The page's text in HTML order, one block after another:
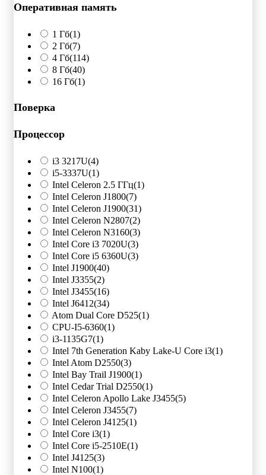
Оперативная память
1 Гб(1)
2 Гб(7)
4 Гб(114)
8 Гб(40)
16 Гб(1)
Поверка
Процессор
i3 3217U(4)
i5-3337U(1)
Intel Celeron 2.5 ГГц(1)
Intel Celeron J1800(7)
Intel Celeron J1900(31)
Intel Celeron N2807(2)
Intel Celeron N3160(3)
Intel Core i3 7020U(3)
Intel Core i5 6360U(3)
Intel J1900(40)
Intel J3355(2)
Intel J3455(16)
Intel J6412(34)
Atom Dual Core D525(1)
CPU-I5-6360(1)
i3-1135G7(1)
Intel 7th Generation Kaby Lake-U Core i3(1)
Intel Atom D2550(3)
Intel Bay Trail J1900(1)
Intel Cedar Trial D2550(1)
Intel Celeron Apollo Lake J3455(5)
Intel Celeron J3455(7)
Intel Celeron J4125(1)
Intel Core i3(1)
Intel Core i5-2510E(1)
Intel J4125(3)
Intel N100(1)